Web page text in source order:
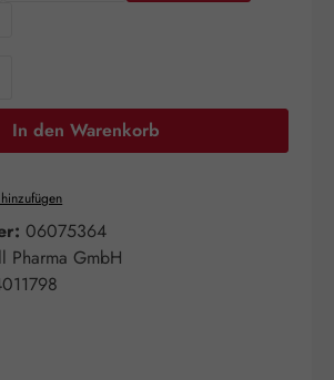
Gib den gewünschten
In den Warenkorb
06075364
Pharma GmbH